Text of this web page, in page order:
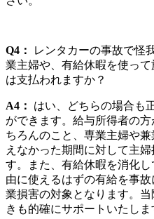
Q4：
レンタカーの事故で怪
業主婦や、有給休暇を使っ
は支払われますか？
A4：
はい、どちらの場合も
ができます。給与所得者の
ちろんのこと、専業主婦や
えなかった期間に対して主
す。また、有給休暇を消化
由に使えるはずの有給を事
業損害の対象となります。
きも的確にサポートいたしま